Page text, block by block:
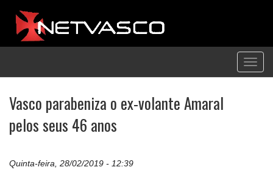
Vasco parabeniza o ex-volante Amaral
pelos seus 46 anos
Quinta-feira, 28/02/2019 - 12:39